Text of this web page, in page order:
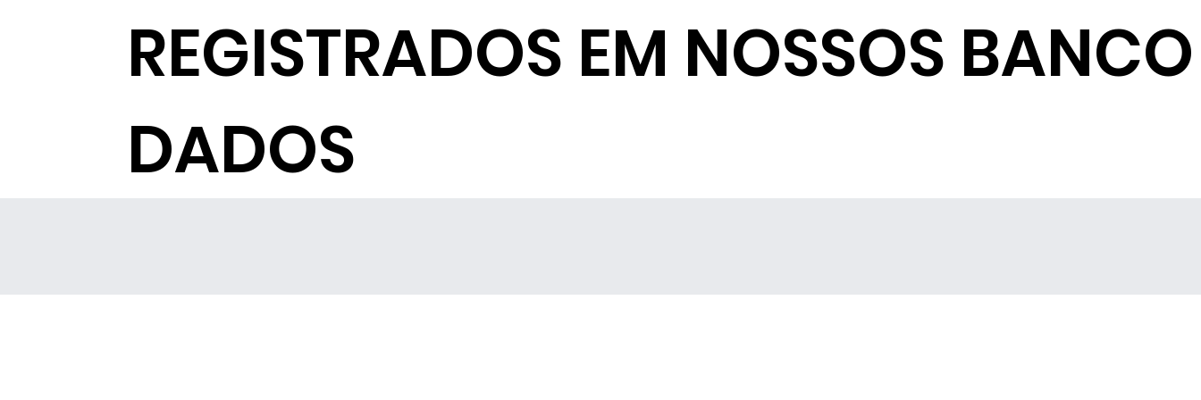
REGISTRADOS EM NOSSOS
DADOS